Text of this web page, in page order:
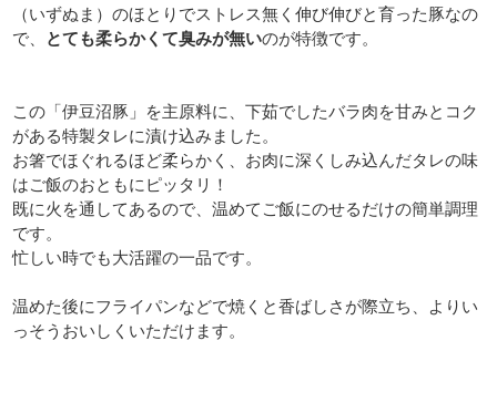
（いずぬま）のほとりでストレス無く伸び伸びと育った豚なの
で、
とても柔らかくて臭みが無いのが特徴です。
この「伊豆沼豚」を主原料に、下茹でしたバラ肉を甘みとコク
がある特製タレに漬け込みました。
お箸でほぐれるほど柔らかく、お肉に深くしみ込んだタレの味
はご飯のおともにピッタリ！
既に火を通してあるので、温めてご飯にのせるだけの簡単調理
です。
忙しい時でも大活躍の一品です。
温めた後にフライパンなどで焼くと香ばしさが際立ち、よりい
っそうおいしくいただけます。